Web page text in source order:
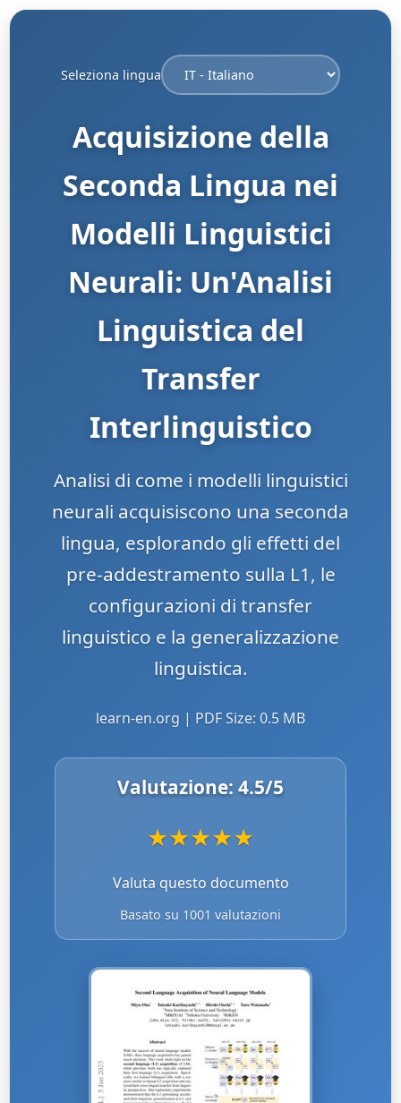
Seleziona lingua
Acquisizione della
Seconda Lingua nei
Modelli Linguistici
Neurali: Un'Analisi
Linguistica del
Transfer
Interlinguistico
Analisi di come i modelli linguistici
neurali acquisiscono una seconda
lingua, esplorando gli effetti del
pre-addestramento sulla L1, le
configurazioni di transfer
linguistico e la generalizzazione
linguistica.
learn-en.org | PDF Size: 0.5 MB
Valutazione: 4.5/5
★★★★★
Valuta questo documento
Basato su 1001 valutazioni